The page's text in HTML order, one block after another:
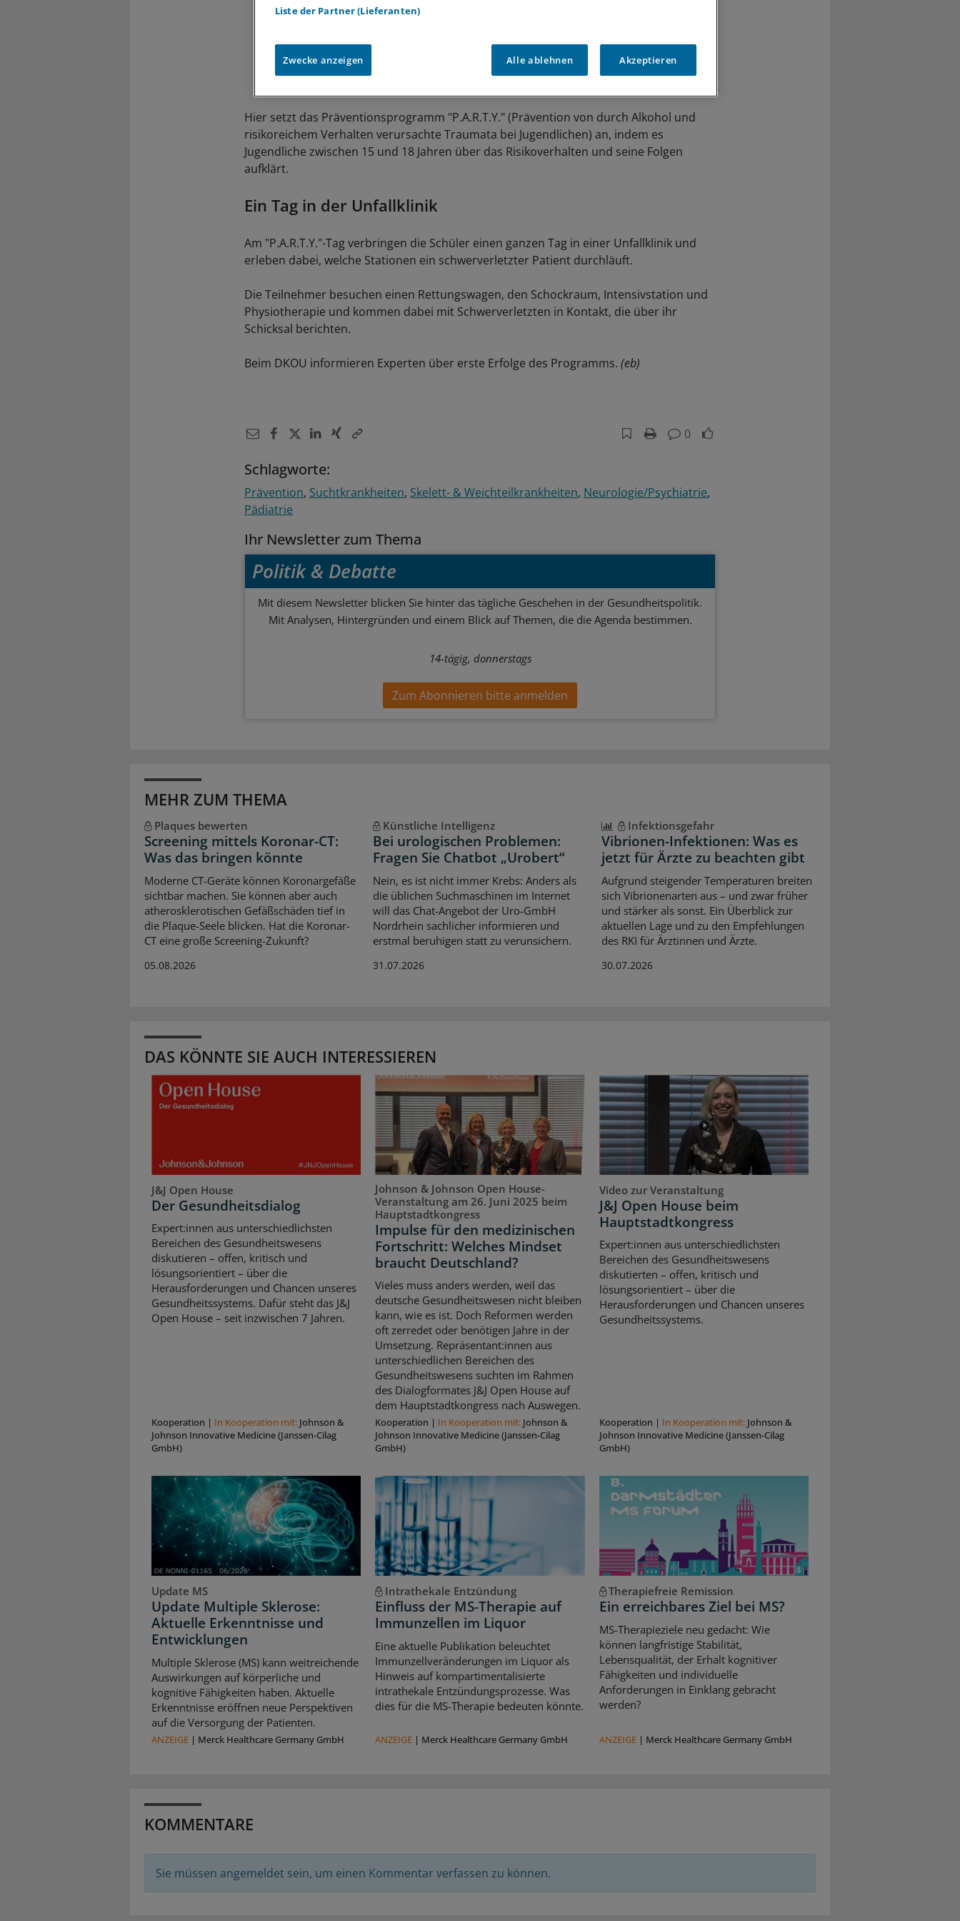
Hier setzt das Präventionsprogramm "P.A.R.T.Y." (Prävention von durch Alkohol und
risikoreichem Verhalten verursachte Traumata bei Jugendlichen) an, indem es
Jugendliche zwischen 15 und 18 Jahren über das Risikoverhalten und seine Folgen
aufklärt.
Ein Tag in der Unfallklinik
Am "P.A.R.T.Y."-Tag verbringen die Schüler einen ganzen Tag in einer Unfallklinik und
erleben dabei, welche Stationen ein schwerverletzter Patient durchläuft.
Die Teilnehmer besuchen einen Rettungswagen, den Schockraum, Intensivstation und
Physiotherapie und kommen dabei mit Schwerverletzten in Kontakt, die über ihr
Schicksal berichten.
Beim DKOU informieren Experten über erste Erfolge des Programms. (eb)
0
Schlagworte:
Prävention Suchtkrankheiten Skelett- & Weichteilkrankheiten Neurologie/Psychiatrie
Pädiatrie
Ihr Newsletter zum Thema
Politik & Debatte
Mit diesem Newsletter blicken Sie hinter das tägliche Geschehen in der Gesundheitspolitik.
Mit Analysen, Hintergründen und einem Blick auf Themen, die die Agenda bestimmen.
14-tägig, donnerstags
Zum Abonnieren bitte anmelden
MEHR ZUM THEMA
Plaques bewerten
Screening mittels Koronar-CT:
Was das bringen könnte
Moderne CT-Geräte können Koronargefäße
sichtbar machen. Sie können aber auch
atherosklerotischen Gefäßschäden tief in
die Plaque-Seele blicken. Hat die Koronar-
CT eine große Screening-Zukunft?
05.08.2026
Künstliche Intelligenz
Bei urologischen Problemen:
Fragen Sie Chatbot „Urobert“
Nein, es ist nicht immer Krebs: Anders als
die üblichen Suchmaschinen im Internet
will das Chat-Angebot der Uro-GmbH
Nordrhein sachlicher informieren und
erstmal beruhigen statt zu verunsichern.
31.07.2026
Infektionsgefahr
Vibrionen-Infektionen: Was es
jetzt für Ärzte zu beachten gibt
Aufgrund steigender Temperaturen breiten
sich Vibrionenarten aus – und zwar früher
und stärker als sonst. Ein Überblick zur
aktuellen Lage und zu den Empfehlungen
des RKI für Ärztinnen und Ärzte.
30.07.2026
DAS KÖNNTE SIE AUCH INTERESSIEREN
J&J Open House
Der Gesundheitsdialog
Expert:innen aus unterschiedlichsten
Bereichen des Gesundheitswesens
diskutieren – offen, kritisch und
lösungsorientiert – über die
Herausforderungen und Chancen unseres
Gesundheitssystems. Dafür steht das J&J
Open House – seit inzwischen 7 Jahren.
Kooperation | In Kooperation mit: Johnson &
Johnson Innovative Medicine (Janssen-Cilag
GmbH)
Johnson & Johnson Open House-
Veranstaltung am 26. Juni 2025 beim
Hauptstadtkongress
Impulse für den medizinischen
Fortschritt: Welches Mindset
braucht Deutschland?
Vieles muss anders werden, weil das
deutsche Gesundheitswesen nicht bleiben
kann, wie es ist. Doch Reformen werden
oft zerredet oder benötigen Jahre in der
Umsetzung. Repräsentant:innen aus
unterschiedlichen Bereichen des
Gesundheitswesens suchten im Rahmen
des Dialogformates J&J Open House auf
dem Hauptstadtkongress nach Auswegen.
Kooperation | In Kooperation mit: Johnson &
Johnson Innovative Medicine (Janssen-Cilag
GmbH)
Video zur Veranstaltung
J&J Open House beim
Hauptstadtkongress
Expert:innen aus unterschiedlichsten
Bereichen des Gesundheitswesens
diskutierten – offen, kritisch und
lösungsorientiert – über die
Herausforderungen und Chancen unseres
Gesundheitssystems.
Kooperation | In Kooperation mit: Johnson &
Johnson Innovative Medicine (Janssen-Cilag
GmbH)
Update MS
Update Multiple Sklerose:
Aktuelle Erkenntnisse und
Entwicklungen
Multiple Sklerose (MS) kann weitreichende
Auswirkungen auf körperliche und
kognitive Fähigkeiten haben. Aktuelle
Erkenntnisse eröffnen neue Perspektiven
auf die Versorgung der Patienten.
ANZEIGE | Merck Healthcare Germany GmbH
Intrathekale Entzündung
Einfluss der MS-Therapie auf
Immunzellen im Liquor
Eine aktuelle Publikation beleuchtet
Immunzellveränderungen im Liquor als
Hinweis auf kompartimentalisierte
intrathekale Entzündungsprozesse. Was
dies für die MS-Therapie bedeuten könnte.
ANZEIGE | Merck Healthcare Germany GmbH
Therapiefreie Remission
Ein erreichbares Ziel bei MS?
MS-Therapieziele neu gedacht: Wie
können langfristige Stabilität,
Lebensqualität, der Erhalt kognitiver
Fähigkeiten und individuelle
Anforderungen in Einklang gebracht
werden?
ANZEIGE| Merck Healthcare Germany GmbH
KOMMENTARE
Sie müssen angemeldet sein, um einen Kommentar verfassen zu können.
Liste der Partner (Lieferanten)
Zwecke anzeigen Alle ablehnen Akzeptieren